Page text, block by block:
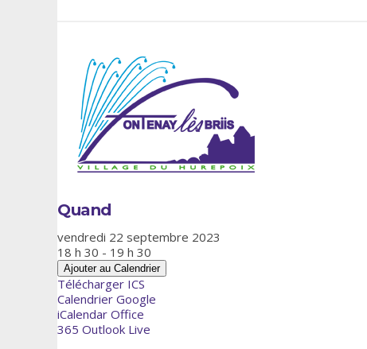
Quand
vendredi 22 septembre 2023
18 h 30 - 19 h 30
Ajouter au Calendrier
Télécharger ICS
Calendrier Google
iCalendar Office
365 Outlook Live